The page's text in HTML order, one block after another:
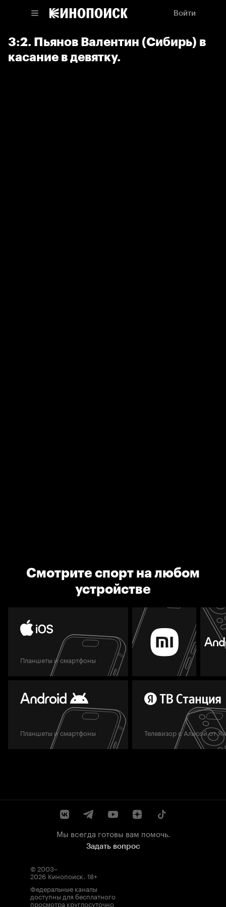
Войти
3:2. Пьянов Валентин (Сибирь) в
касание в девятку.
Смотрите спорт на любом
устройстве
Планшеты и смартфоны
Планшеты и смартфоны Телевизор с Алисой от
Мы всегда готовы вам помочь.
Задать вопрос
© 2003–
2026 Кинопоиск. 18+
Федеральные каналы
доступны для бесплатного
просмотра круглосуточно